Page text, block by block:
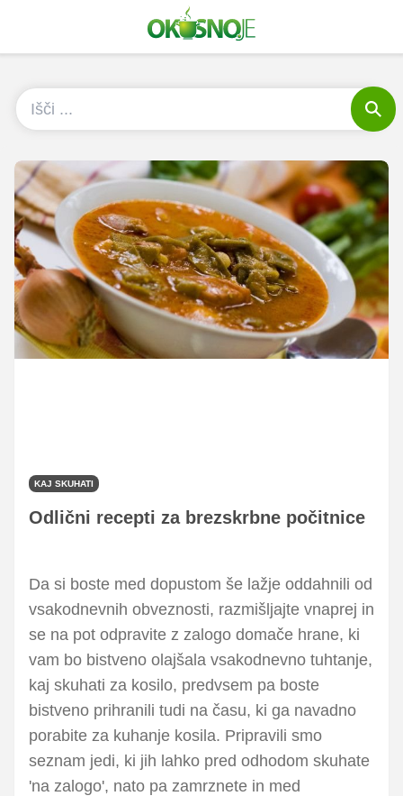
KAJ SKUHATI
Odlični recepti za brezskrbne počitnice
Da si boste med dopustom še lažje oddahnili od
vsakodnevnih obveznosti, razmišljajte vnaprej in
se na pot odpravite z zalogo domače hrane, ki
vam bo bistveno olajšala vsakodnevno tuhtanje,
kaj skuhati za kosilo, predvsem pa boste
bistveno prihranili tudi na času, ki ga navadno
porabite za kuhanje kosila. Pripravili smo
seznam jedi, ki jih lahko pred odhodom skuhate
'na zalogo', nato pa zamrznete in med